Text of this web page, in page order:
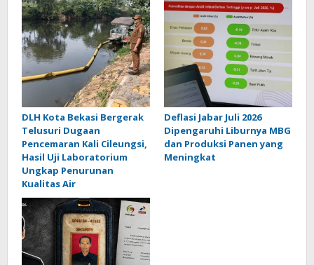
DLH Kota Bekasi Bergerak
Telusuri Dugaan
Pencemaran Kali Cileungsi,
Hasil Uji Laboratorium
Ungkap Penurunan
Kualitas Air
Deflasi Jabar Juli 2026
Dipengaruhi Liburnya MBG
dan Produksi Panen yang
Meningkat